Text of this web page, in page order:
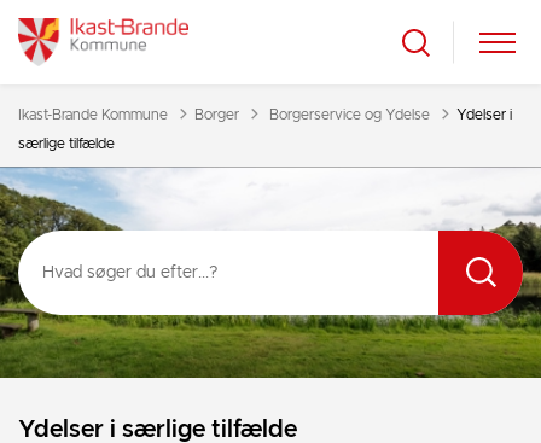
Ikast-Brande Kommune Borger
Tilbage til
Borgerservice og Ydelse
Ydelser i
særlige tilfælde
Ydelser i særlige tilfælde